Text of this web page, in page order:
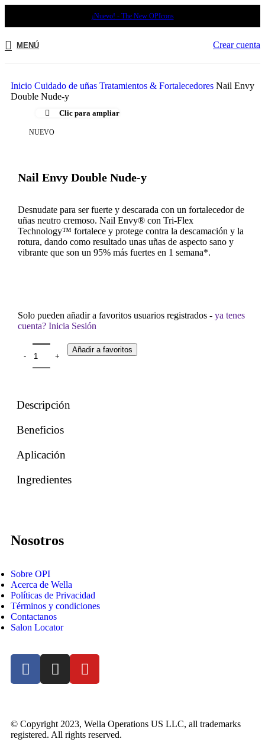
¡Nuevo! - The New OPIcons
MENÚ Crear cuenta
Inicio Cuidado de uñas Tratamientos & Fortalecedores Nail Envy
Double Nude-y
Clic para ampliar
NUEVO
Nail Envy Double Nude-y
Desnudate para ser fuerte y descarada con un fortalecedor de
uñas neutro cremoso. Nail Envy® con Tri-Flex
Technology™ fortalece y protege contra la descamación y la
rotura, dando como resultado unas uñas de aspecto sano y
vibrante que son un 95% más fuertes en 1 semana*.
Solo pueden añadir a favoritos usuarios registrados - ya tenes
cuenta? Inicia Sesión
Añadir a favoritos
Descripción
Beneficios
Aplicación
Ingredientes
Nosotros
Sobre OPI
Acerca de Wella
Políticas de Privacidad
Términos y condiciones
Contactanos
Salon Locator
© Copyright 2023, Wella Operations US LLC, all trademarks
registered. All rights reserved.